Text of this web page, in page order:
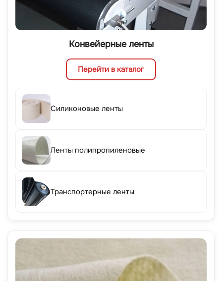
Конвейерные ленты
Перейти в каталог
Силиконовые ленты
Ленты полипропиленовые
Транспортерные ленты